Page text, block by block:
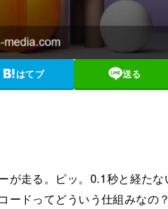
はてブ 送る
が走る。ピッ。0.1秒と経た
ードってどういう仕組みなの